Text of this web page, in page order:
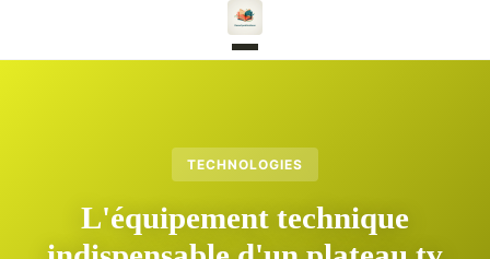
TECHNOLOGIES
L'équipement technique